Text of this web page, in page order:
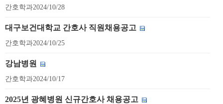
간호학과2024/10/28
대구보건대학교 간호사 직원채용공고
간호학과2024/10/25
강남병원
간호학과2024/10/17
2025년 광혜병원 신규간호사 채용공고